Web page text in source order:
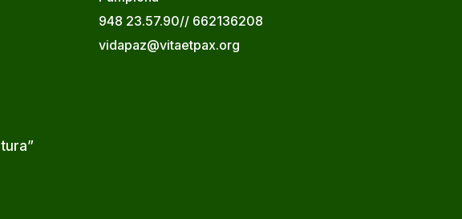
948 23.57.90// 662136208
vidapaz@vitaetpax.org